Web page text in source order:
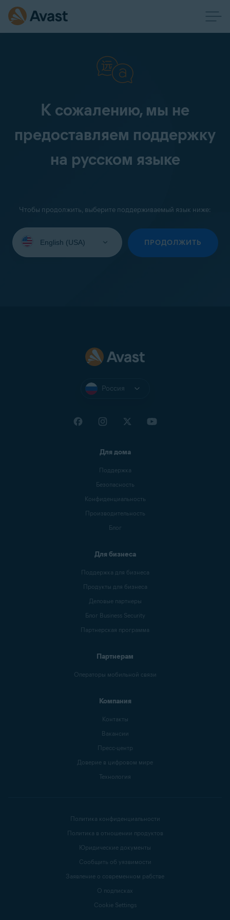
К сожалению, мы не
предоставляем поддержку
на русском языке
Чтобы продолжить, выберите поддерживаемый язык ниже:
язык:
ПРОДОЛЖИТЬ
Россия
Для дома
Поддержка
Безопасность
Конфиденциальность
Производительность
Блог
Для бизнеса
Поддержка для бизнеса
Продукты для бизнеса
Деловые партнеры
Блог Business Security
Партнерская программа
Партнерам
Операторы мобильной связи
Компания
Контакты
Вакансии
Пресс-центр
Доверие в цифровом мире
Технология
Политика конфиденциальности
Политика в отношении продуктов
Юридические документы
Сообщить об уязвимости
Заявление о современном рабстве
О подписках
Cookie Settings